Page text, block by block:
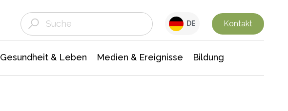
DE Kontakt
Gesundheit & Leben Medien & Ereignisse Bildung